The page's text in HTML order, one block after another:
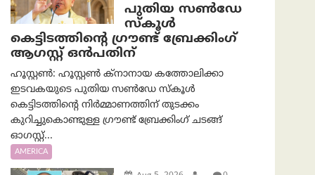
പുതിയ സൺഡേ
സ്കൂൾ
കെട്ടിടത്തിന്റെ ഗ്രൗണ്ട് ബ്രേക്കിംഗ്
ആഗസ്റ്റ് ഒൻപതിന്
ഹൂസ്റ്റൺ: ഹൂസ്റ്റൺ ക്നാനായ കത്തോലിക്കാ
ഇടവകയുടെ പുതിയ സൺഡേ സ്കൂൾ
കെട്ടിടത്തിന്റെ നിർമ്മാണത്തിന് തുടക്കം
കുറിച്ചുകൊണ്ടുള്ള ഗ്രൗണ്ട് ബ്രേക്കിംഗ് ചടങ്ങ്
ഓഗസ്റ്റ്...
AMERICA